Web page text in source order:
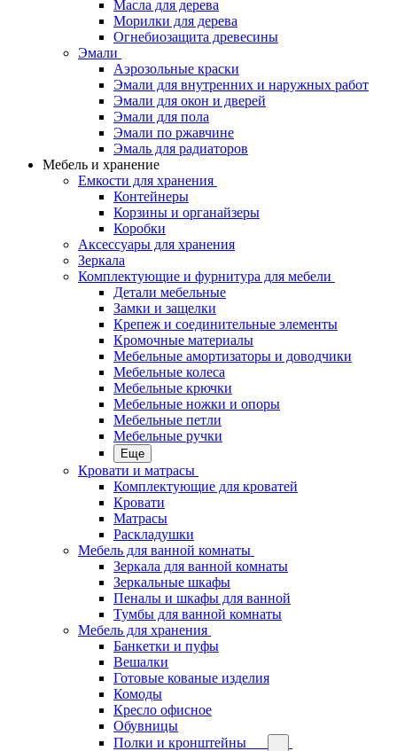
Масла для дерева
Морилки для дерева
Огнебиозащита древесины
Эмали
Аэрозольные краски
Эмали для внутренних и наружных работ
Эмали для окон и дверей
Эмали для пола
Эмали по ржавчине
Эмаль для радиаторов
Мебель и хранение
Емкости для хранения
Контейнеры
Корзины и органайзеры
Коробки
Аксессуары для хранения
Зеркала
Комплектующие и фурнитура для мебели
Детали мебельные
Замки и защелки
Крепеж и соединительные элементы
Кромочные материалы
Мебельные амортизаторы и доводчики
Мебельные колеса
Мебельные крючки
Мебельные ножки и опоры
Мебельные петли
Мебельные ручки
Еще
Кровати и матрасы
Комплектующие для кроватей
Кровати
Матрасы
Раскладушки
Мебель для ванной комнаты
Зеркала для ванной комнаты
Зеркальные шкафы
Пеналы и шкафы для ванной
Тумбы для ванной комнаты
Мебель для хранения
Банкетки и пуфы
Вешалки
Готовые кованые изделия
Комоды
Кресло офисное
Обувницы
Полки и кронштейны